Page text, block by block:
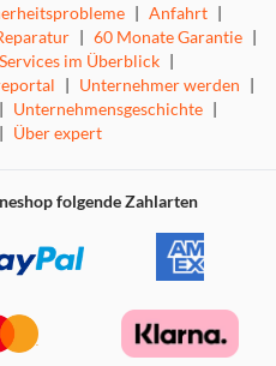
| Anfahrt |
| 60 Monate Garantie |
im Überblick |
| Unternehmer werden |
| Unternehmensgeschichte |
| Über expert
folgende Zahlarten